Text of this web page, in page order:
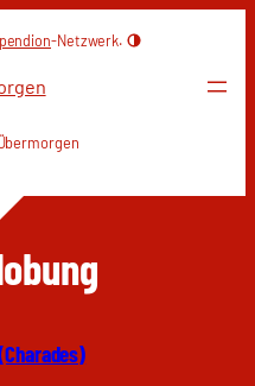
-Netzwerk.